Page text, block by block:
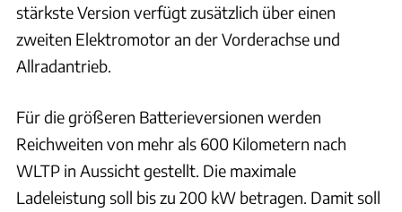
stärkste Version verfügt zusätzlich über einen
zweiten Elektromotor an der Vorderachse und
Allradantrieb.
Für die größeren Batterieversionen werden
Reichweiten von mehr als 600 Kilometern nach
WLTP in Aussicht gestellt. Die maximale
Ladeleistung soll bis zu 200 kW betragen. Damit soll